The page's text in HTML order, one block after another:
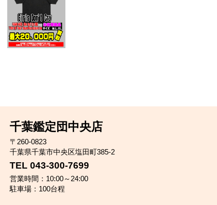
千葉鑑定団中央店
〒260-0823
千葉県千葉市中央区塩田町385-2
TEL 043-300-7699
営業時間：10:00～24:00
駐車場：100台程